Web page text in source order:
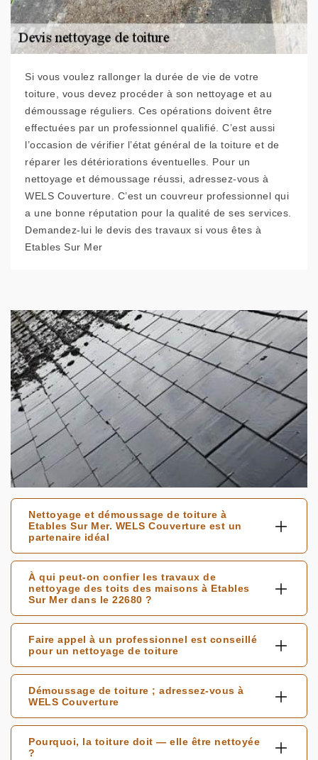
Si vous voulez rallonger la durée de vie de votre
toiture, vous devez procéder à son nettoyage et au
démoussage réguliers. Ces opérations doivent être
effectuées par un professionnel qualifié. C’est aussi
l’occasion de vérifier l’état général de la toiture et de
réparer les détériorations éventuelles. Pour un
nettoyage et démoussage réussi, adressez-vous à
WELS Couverture. C’est un couvreur professionnel qui
a une bonne réputation pour la qualité de ses services.
Demandez-lui le devis des travaux si vous êtes à
Etables Sur Mer
Nettoyage et démoussage de toiture à
Etables Sur Mer. WELS Couverture est un
partenaire idéal
À qui peut-on confier les travaux de
nettoyage des toits des maisons à Etables
Sur Mer dans le 22680 ?
Faire appel à un professionnel est conseillé
pour un nettoyage de toiture
Démoussage de toiture ; adressez-vous à
WELS Couverture
Pourquoi, la toiture doit — elle être nettoyée
?